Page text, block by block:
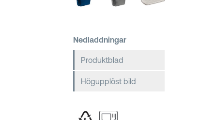
Nedladdningar
Produktblad
Högupplöst bild